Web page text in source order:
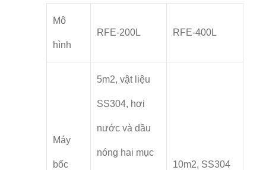
Mô
hình
RFE-200L RFE-400L
Máy
bốc
5m2, vật liệu
SS304, hơi
nước và dầu
nóng hai mục
10m2, SS304